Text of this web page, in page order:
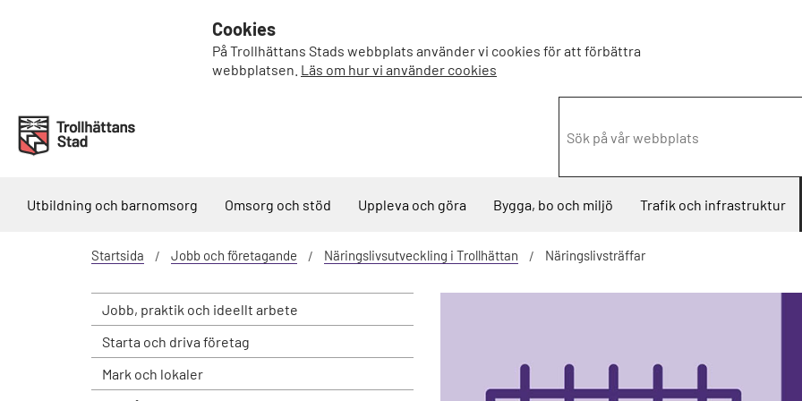
Cookies
På Trollhättans Stads webbplats använder vi cookies för att förbättra
webbplatsen. Läs om hur vi använder cookies
Utbildning och barnomsorg Omsorg och stöd Uppleva och göra Bygga, bo och miljö Trafik och infrastruktur
Startsida Jobb och företagande Näringslivsutveckling i Trollhättan Näringslivsträffar
Jobb, praktik och ideellt arbete
Starta och driva företag
Mark och lokaler